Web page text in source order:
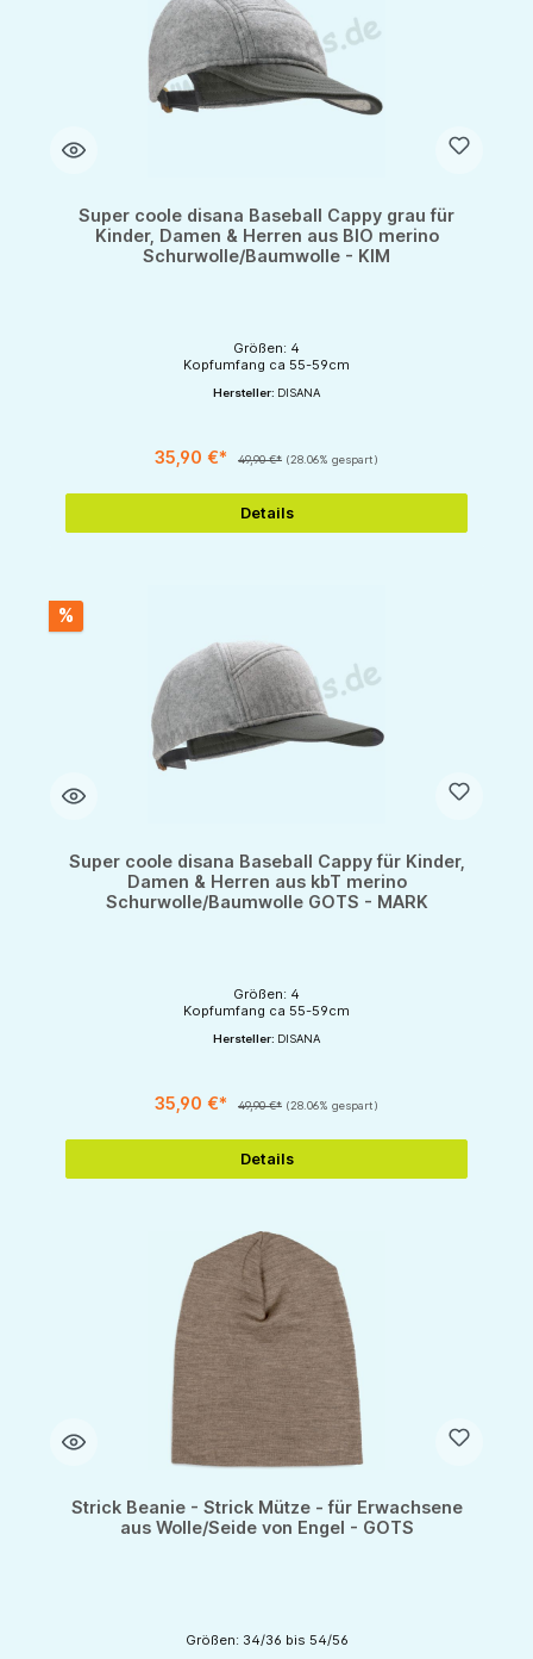
Super coole disana Baseball Cappy grau für
Kinder, Damen & Herren aus BIO merino
Schurwolle/Baumwolle - KIM
Größen: 4
Kopfumfang ca 55-59cm
Hersteller: DISANA
35,90 €* 49,90 €* (28.06% gespart)
Details
%
Super coole disana Baseball Cappy für Kinder,
Damen & Herren aus kbT merino
Schurwolle/Baumwolle GOTS - MARK
Größen: 4
Kopfumfang ca 55-59cm
Hersteller: DISANA
35,90 €* 49,90 €* (28.06% gespart)
Details
Strick Beanie - Strick Mütze - für Erwachsene
aus Wolle/Seide von Engel - GOTS
Größen: 34/36 bis 54/56